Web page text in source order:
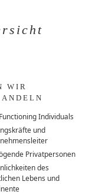
WIR
Individuals
und
Privatpersonen
des
Lebens und